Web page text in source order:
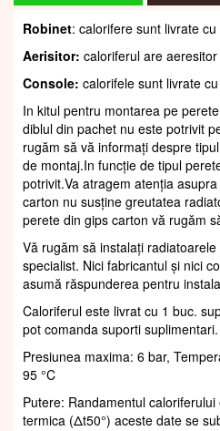
Robinet: calorifere sunt livrate
Aerisitor: caloriferul are aeresitor
Console: calorifele sunt livrate
In kitul pentru montarea pe
diblul din pachet nu este potrivit
rugăm să vă informați despre
de montaj.In funcție de tipul
potrivit.Va atragem atenția
carton nu susține greutatea
perete din gips carton vă rugăm
Vă rugăm să instalați
specialist. Nici fabricantul și nici
asumă răspunderea pentru
Caloriferul este livrat cu 1 buc.
pot comanda suporti suplimentari.
Presiunea maxima: 6 bar,
95 °C
Putere: Randamentul
termica (Δt50°) aceste date se